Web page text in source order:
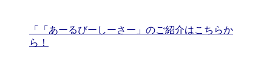
「「あーるびーしーさー」のご紹介はこちらか
ら！